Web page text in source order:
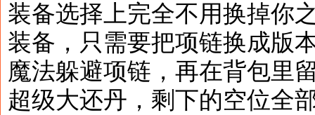
装备选择上完全不用换掉你
装备，只需要把项链换成版
魔法躲避项链，再在背包里
超级大还丹，剩下的空位全